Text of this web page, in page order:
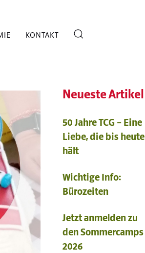
KONTAKT
Neueste Artikel
50 Jahre TCG – Eine
Liebe, die bis heute
hält
Wichtige Info:
Bürozeiten
Jetzt anmelden zu
den Sommercamps
2026